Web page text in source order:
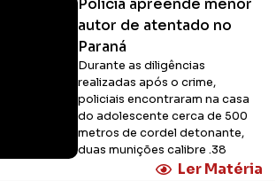
Polícia apreende menor
autor de atentado no
Paraná
Durante as diligências
realizadas após o crime,
policiais encontraram na casa
do adolescente cerca de 500
metros de cordel detonante,
duas munições calibre .38
Ler Matéria